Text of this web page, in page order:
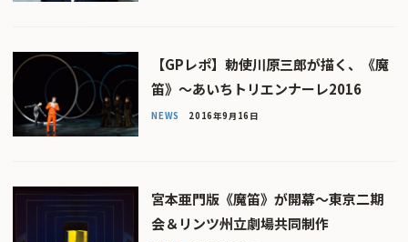
【GPレポ】勅使川原三郎が描く、《魔
笛》〜あいちトリエンナーレ2016
NEWS 2016年9月16日
宮本亜門版《魔笛》が開幕〜東京二期
会＆リンツ州立劇場共同制作